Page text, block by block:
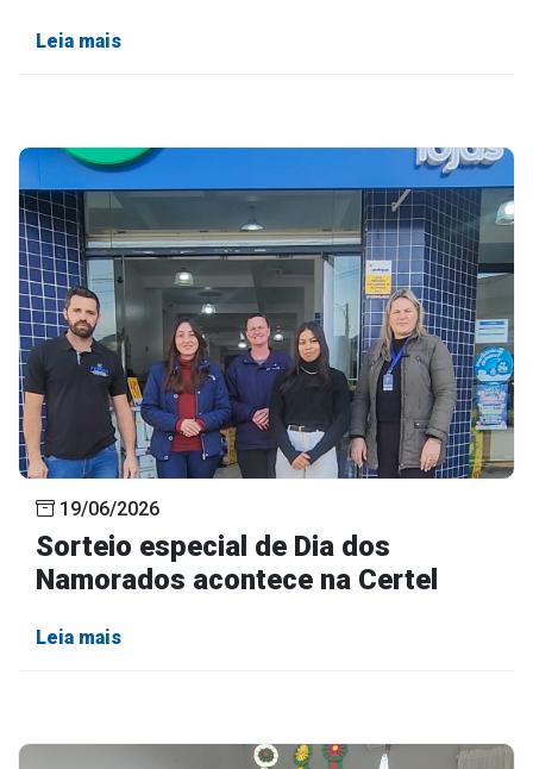
Leia mais
19/06/2026
Sorteio especial de Dia dos
Namorados acontece na Certel
Leia mais